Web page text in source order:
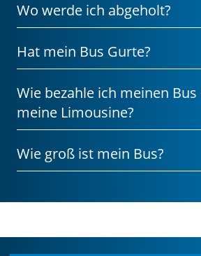
Wo werde ich abgeholt?
Hat mein Bus Gurte?
Wie bezahle ich meinen
meine Limousine?
Wie groß ist mein Bus?